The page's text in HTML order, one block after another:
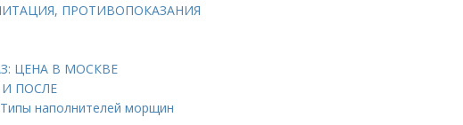
ПРОТИВОПОКАЗАНИЯ
ЦЕНА В МОСКВЕ
ПОСЛЕ
наполнителей морщин